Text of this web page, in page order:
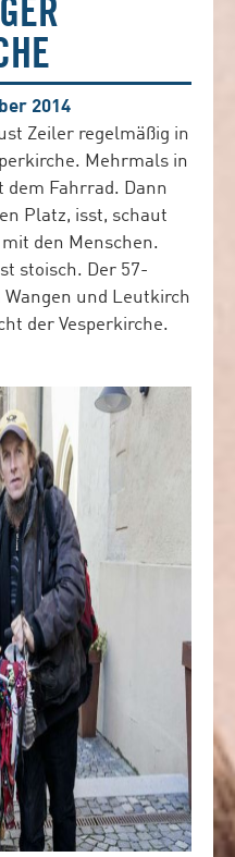
2014
Zeiler regelmäßig in
Mehrmals in
dem Fahrrad. Dann
Platz, isst, schaut
den Menschen.
stoisch. Der 57-
und Leutkirch
der Vesperkirche.